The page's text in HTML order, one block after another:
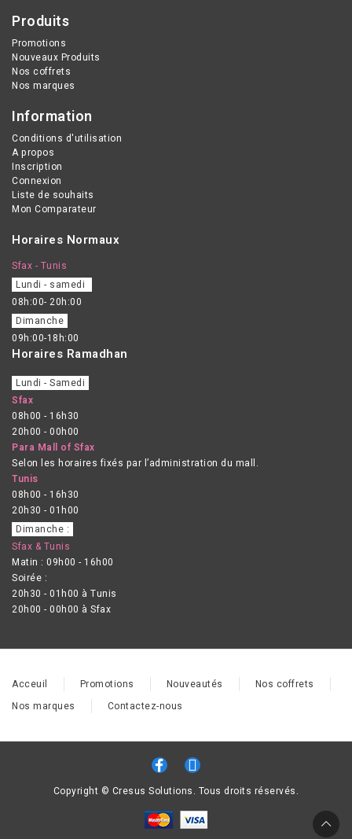
Produits
Promotions
Nouveaux Produits
Nos coffrets
Nos marques
Information
Conditions d'utilisation
A propos
Inscription
Connexion
Liste de souhaits
Mon Comparateur
Horaires Normaux
Sfax - Tunis
Lundi - samedi
08h:00- 20h:00
Dimanche
09h:00-18h:00
Horaires Ramadhan
Lundi - Samedi
Sfax
08h00 - 16h30
20h00 - 00h00
Para Mall of Sfax
Selon les horaires fixés par l’administration du mall.
Tunis
08h00 - 16h30
20h30 - 01h00
Dimanche :
Sfax & Tunis
Matin : 09h00 - 16h00
Soirée :
20h30 - 01h00 à Tunis
20h00 - 00h00 à Sfax
Acceuil Promotions Nouveautés
Nos coffrets
Nos marques
Contactez-nous
Copyright © Cresus Solutions. Tous droits réservés.